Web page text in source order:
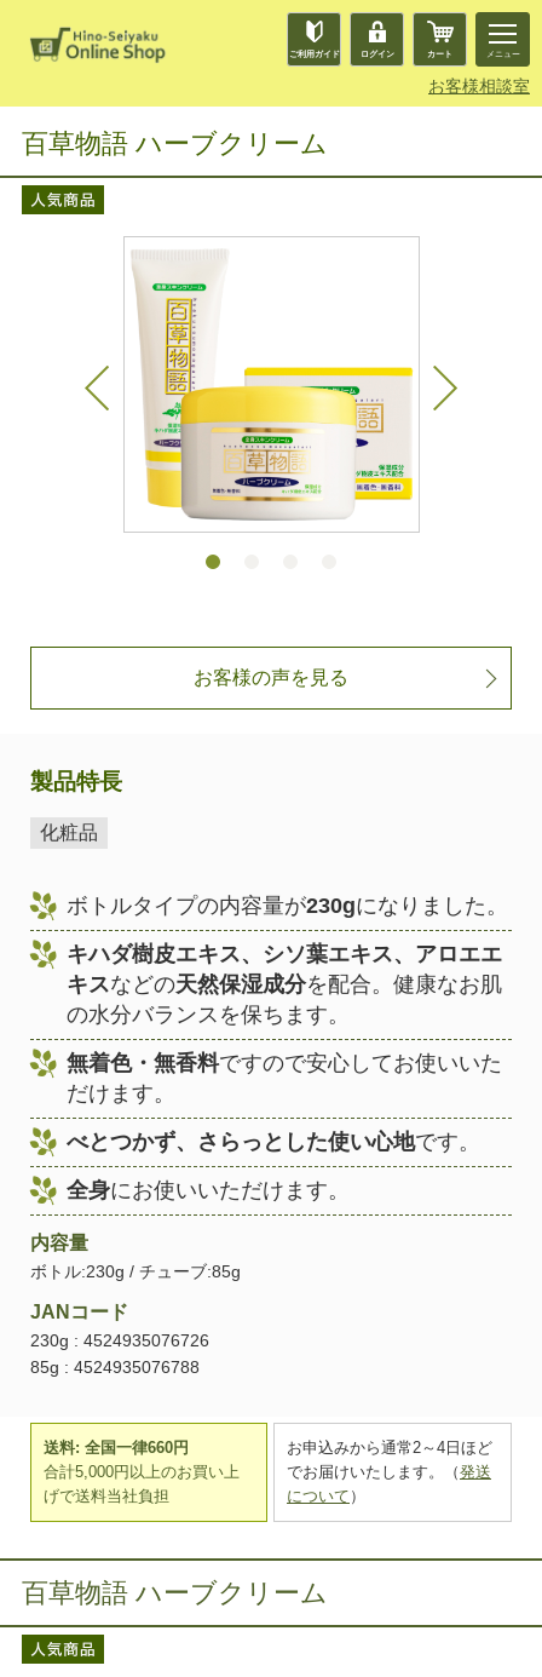
ご利用ガイド ログイン カート メニュー
お客様相談室
百草物語 ハーブクリーム
お客様の声を見る
製品特長
化粧品
ボトルタイプの内容量が230gになりました。
キハダ樹皮エキス、シソ葉エキス、アロエエ
キスなどの天然保湿成分を配合。健康なお肌
の水分バランスを保ちます。
無着色・無香料ですので安心してお使いいた
だけます。
べとつかず、さらっとした使い心地です。
全身にお使いいただけます。
内容量
ボトル:230g / チューブ:85g
JANコード
230g : 4524935076726
85g : 4524935076788
送料: 全国一律660円
合計5,000円以上のお買い上
げで送料当社負担
お申込みから通常2～4日ほど
でお届けいたします。（発送
について ）
百草物語 ハーブクリーム